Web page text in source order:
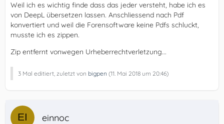
Weil ich es wichtig finde dass das jeder versteht, habe ich es
von DeepL übersetzen lassen. Anschliessend nach Pdf
konvertiert und weil die Forensoftware keine Pdfs schluckt,
musste ich es zippen.
Zip entfernt vonwegen Urheberrechtverletzung...
3 Mal editiert, zuletzt von bigpen (11. Mai 2018 um 20:46)
einnoc